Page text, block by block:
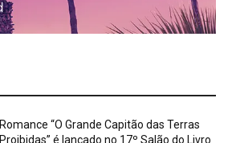
Romance “O Grande Capitão das Terras
Proibidas” é lançado no 17º Salão do Livro